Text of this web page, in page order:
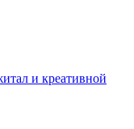
и креативной